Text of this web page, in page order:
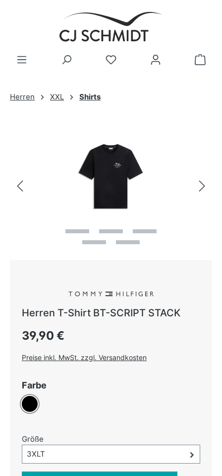
Zum Hauptinhalt springen
Herren XXL Shirts
Herren T-Shirt BT-SCRIPT STACK
Regulärer Preis:
39,90 €
Preise inkl. MwSt. zzgl. Versandkosten
Farbe
Schwarz
Größe
Größe-Auswahl öffnen, aktuell ausgewählt:
3XLT